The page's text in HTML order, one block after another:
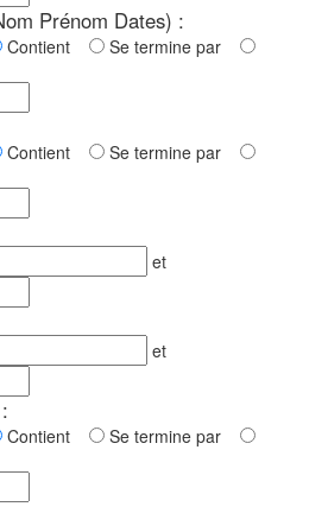
Prénom Dates) :
Contient
Se termine par
Contient
Se termine par
et
et
Contient
Se termine par